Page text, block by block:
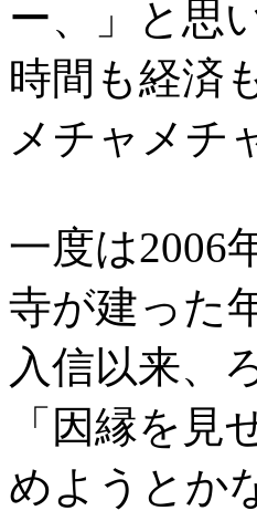
ー、」と思
時間も経済
メチャメチ
一度は2006
寺が建った
入信以来、
「因縁を
めようとか